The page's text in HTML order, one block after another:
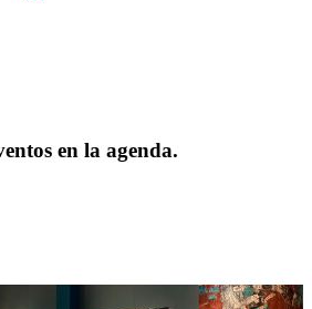
en la agenda.